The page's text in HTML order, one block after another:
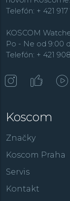
Super Titanium
patentovaného
Telefón: + 421 917
KOSCOM
Po - Ne od 9:00
Telefón: + 421
Koscom
Značky
Koscom Praha
Servis
Kontakt